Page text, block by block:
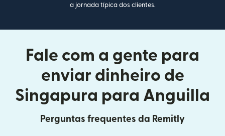
a jornada típica dos clientes.
Fale com a gente para
enviar dinheiro de
Singapura para Anguilla
Perguntas frequentes da Remitly